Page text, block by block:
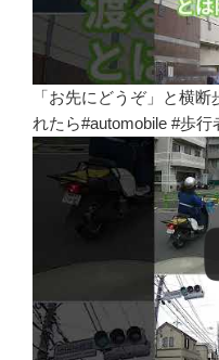
「お先にどうぞ」と横
れたら#automobile #歩行